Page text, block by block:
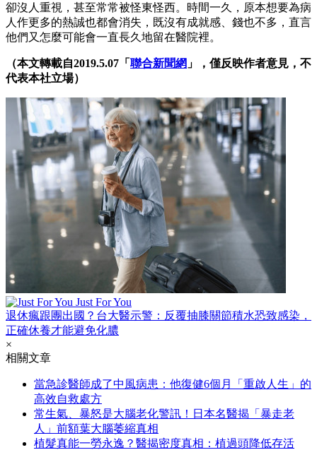
卻沒人重視，甚至常常被怪東怪西。時間一久，原本想要為病
人作更多的熱誠也都會消失，既沒有成就感、錢也不多，直言
他們又怎麼可能會一直長久地留在醫院裡。
（本文轉載自2019.5.07「 聯合新聞網 」，僅反映作者意見，不
代表本社立場）
Just For You
退休瘋跟團出國？台大醫示警：反覆抽膝關節積水恐致感染，
正確休養才能避免化膿
×
相關文章
當急診醫師成了中風病患：他復健6個月「重啟人生」的
高效自救處方
常生氣、暴怒是大腦老化警訊！日本名醫揭「暴走老
人」前額葉大腦萎縮真相
植髮真能一勞永逸？醫揭密度真相：植過頭降低存活